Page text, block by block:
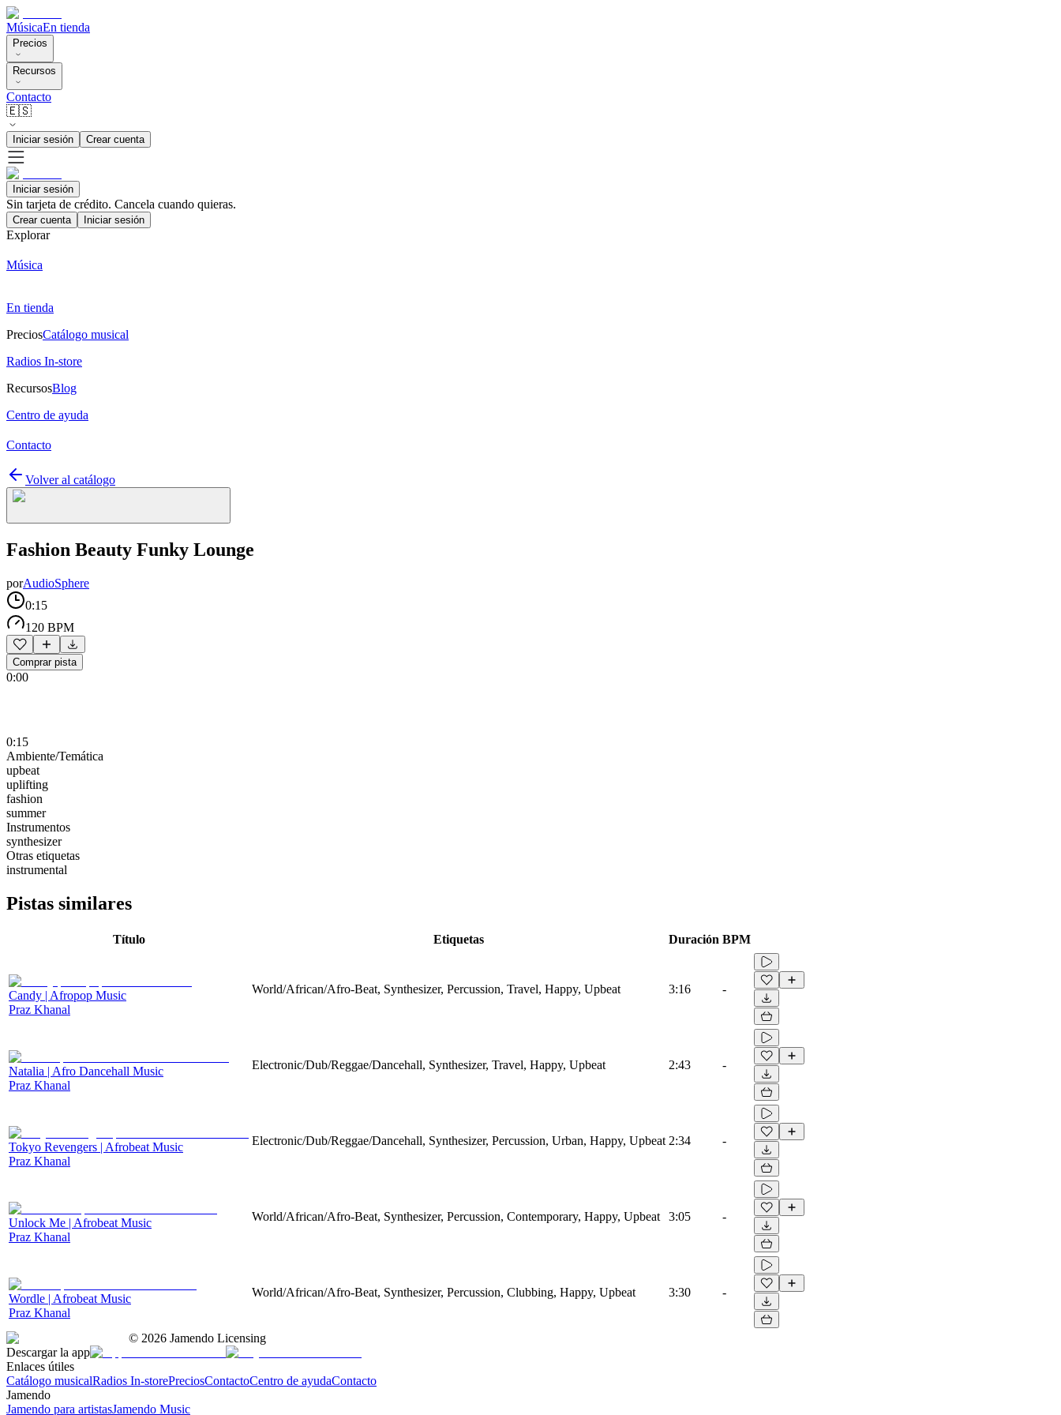
MúsicaEn tienda
Precios
Recursos
Contacto
🇪🇸
Iniciar sesión Crear cuenta
Iniciar sesión
Sin tarjeta de crédito. Cancela cuando quieras.
Crear cuenta Iniciar sesión
Explorar
Música
En tienda
PreciosCatálogo musical
Radios In-store
RecursosBlog
Centro de ayuda
Contacto
Volver al catálogo
Fashion Beauty Funky Lounge
porAudioSphere
0:15
120 BPM
Comprar pista
0:00
0:15
Ambiente/Temática
upbeat
uplifting
fashion
summer
Instrumentos
synthesizer
Otras etiquetas
instrumental
Pistas similares
Título Etiquetas Duración BPM
Candy | Afropop Music
Praz Khanal
World/African/Afro-Beat, Synthesizer, Percussion, Travel, Happy, Upbeat 3:16 -
Natalia | Afro Dancehall Music
Praz Khanal
Electronic/Dub/Reggae/Dancehall, Synthesizer, Travel, Happy, Upbeat 2:43 -
Tokyo Revengers | Afrobeat Music
Praz Khanal
Electronic/Dub/Reggae/Dancehall, Synthesizer, Percussion, Urban, Happy, Upbeat 2:34 -
Unlock Me | Afrobeat Music
Praz Khanal
World/African/Afro-Beat, Synthesizer, Percussion, Contemporary, Happy, Upbeat 3:05 -
Wordle | Afrobeat Music
Praz Khanal
World/African/Afro-Beat, Synthesizer, Percussion, Clubbing, Happy, Upbeat 3:30 -
© 2026 Jamendo Licensing
Descargar la app
Enlaces útiles
Catálogo musicalRadios In-storePreciosContactoCentro de ayudaContacto
Jamendo
Jamendo para artistasJamendo Music